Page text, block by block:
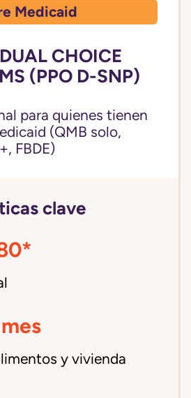
Medicaid
CHOICE
(PPO D-SNP)
para quienes tienen
(QMB solo,
FBDE)
clave
y vivienda